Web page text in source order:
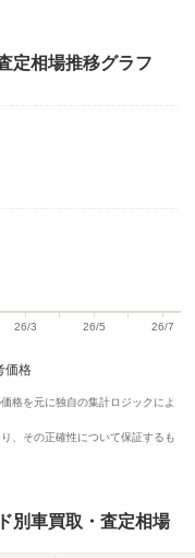
定相場推移グラフ
価格
格を元に独自の集計ロジックによ
、その正確性について保証するも
別車買取・査定相場